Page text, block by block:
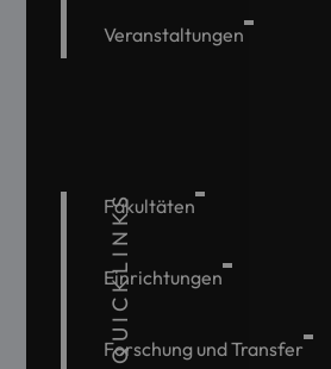
Veranstaltungen
QUICKLINKS
Fakultäten
Einrichtungen
Forschung und Transfer